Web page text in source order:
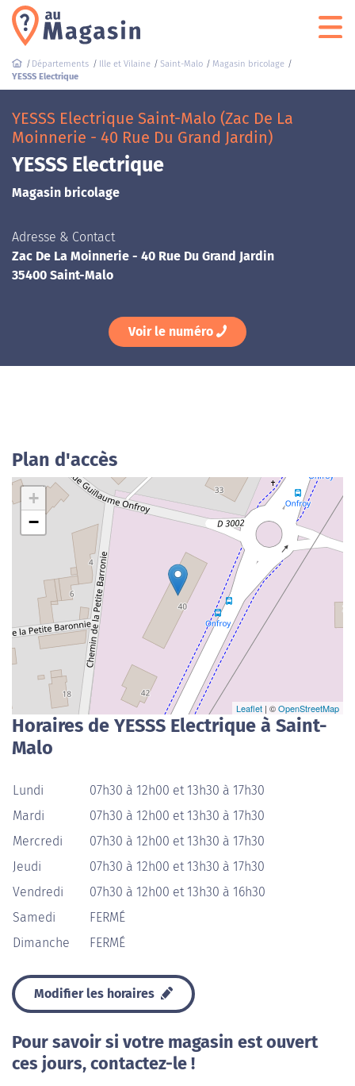
Départements Ille et Vilaine Saint-Malo
Magasin bricolage
YESSS Electrique
YESSS Electrique Saint-Malo (Zac De La
Moinnerie - 40 Rue Du Grand Jardin)
YESSS Electrique
Magasin bricolage
Adresse & Contact
Zac De La Moinnerie - 40 Rue Du Grand Jardin
35400 Saint-Malo
Voir le numéro
Plan d'accès
+
−
Leaflet | ©OpenStreetMap
Horaires de YESSS Electrique à Saint-
Malo
Lundi
07h30 à 12h00 et 13h30 à 17h30
Mardi
07h30 à 12h00 et 13h30 à 17h30
Mercredi
07h30 à 12h00 et 13h30 à 17h30
Jeudi
07h30 à 12h00 et 13h30 à 17h30
Vendredi
07h30 à 12h00 et 13h30 à 16h30
Samedi
FERMÉ
Dimanche
FERMÉ
Modifier les horaires
Pour savoir si votre magasin est ouvert
ces jours, contactez-le !